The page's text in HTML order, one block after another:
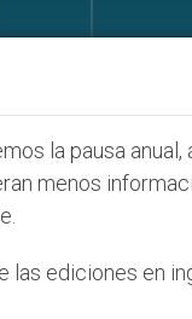
ONU se
la pausa
menos
ediciones en